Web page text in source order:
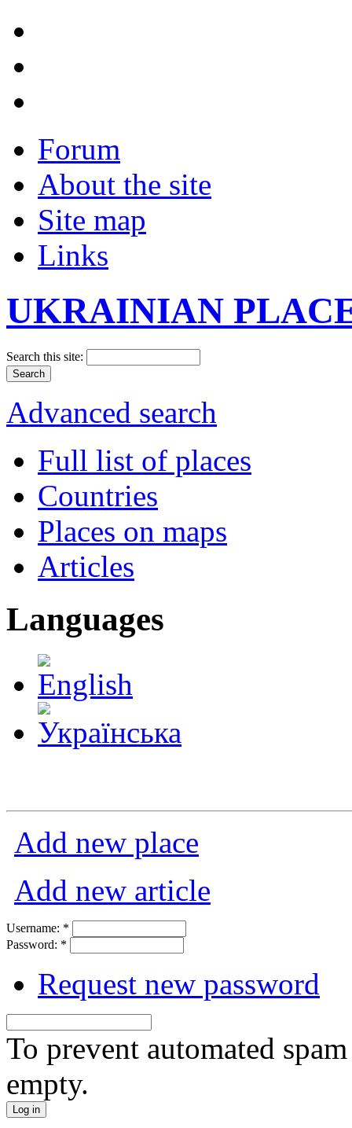
Forum
About the site
Site map
Links
UKRAINIAN
Search this site:
Advanced search
Full list of places
Countries
Places on maps
Articles
Languages
Add new place
Add new article
Username: *
Password: *
Request new password
To prevent automated
empty.